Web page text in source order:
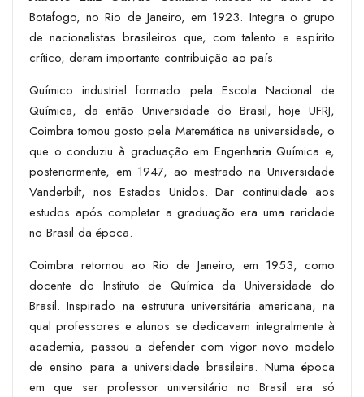
Botafogo, no Rio de Janeiro, em 1923. Integra o grupo
de nacionalistas brasileiros que, com talento e espírito
crítico, deram importante contribuição ao país.
Químico industrial formado pela Escola Nacional de
Química, da então Universidade do Brasil, hoje UFRJ,
Coimbra tomou gosto pela Matemática na universidade, o
que o conduziu à graduação em Engenharia Química e,
posteriormente, em 1947, ao mestrado na Universidade
Vanderbilt, nos Estados Unidos. Dar continuidade aos
estudos após completar a graduação era uma raridade
no Brasil da época.
Coimbra retornou ao Rio de Janeiro, em 1953, como
docente do Instituto de Química da Universidade do
Brasil. Inspirado na estrutura universitária americana, na
qual professores e alunos se dedicavam integralmente à
academia, passou a defender com vigor novo modelo
de ensino para a universidade brasileira. Numa época
em que ser professor universitário no Brasil era só